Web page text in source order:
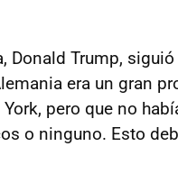
Donald Trump,
era un gran
York, pero que no
o ninguno. Esto